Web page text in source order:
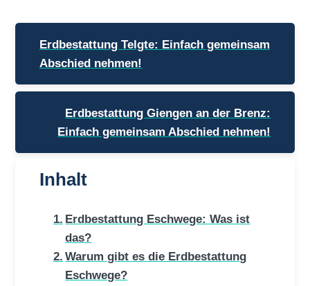
Beitragsnavigation
Erdbestattung Telgte: Einfach gemeinsam
Abschied nehmen!
Erdbestattung Giengen an der Brenz:
Einfach gemeinsam Abschied nehmen!
Inhalt
Erdbestattung Eschwege: Was ist
das?
Warum gibt es die Erdbestattung
Eschwege?